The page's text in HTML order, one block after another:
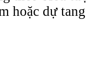
hoặc dự